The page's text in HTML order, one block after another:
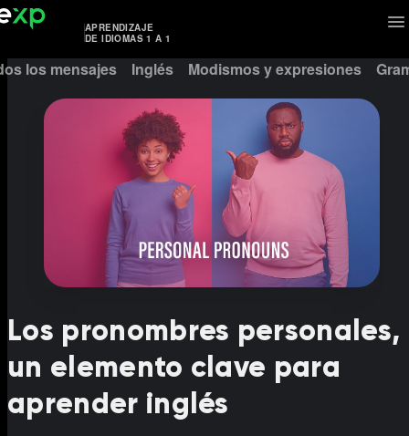
APRENDIZAJE
DE IDIOMAS 1 A 1
los mensajes Inglés Modismos y expresiones
Los pronombres personales,
un elemento clave para
aprender inglés